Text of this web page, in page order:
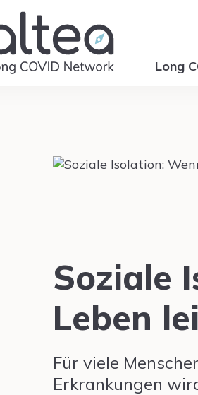
Long
Soziale
Leben
Für viele
Erkrankungen